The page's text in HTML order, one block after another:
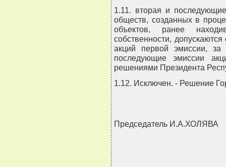
1.11. вторая и
обществ, созданных в
объектов, ранее
собственности,
акций первой эмиссии, за
последующие эмиссии
решениями Президента
1.12. Исключен. - Решение
Председатель И.А.ХОЛЯВА